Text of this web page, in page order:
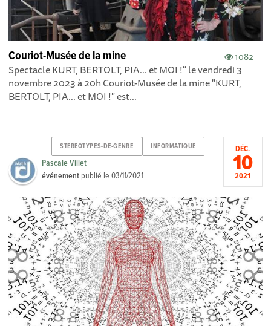
1082
Couriot-Musée de la mine
Spectacle KURT, BERTOLT, PIA... et MOI !" le vendredi 3
novembre 2023 à 20h Couriot-Musée de la mine "KURT,
BERTOLT, PIA... et MOI !" est...
STEREOTYPES-DE-GENRE INFORMATIQUE
Pascale Villet
événement publié le03/11/2021
DÉC.
10
2021